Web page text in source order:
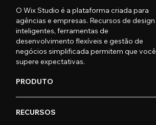
O Wix Studio é a plataforma criada para
agências e empresas. Recursos de design
inteligentes, ferramentas de
desenvolvimento flexíveis e gestão de
negócios simplificada permitem que você
supere expectativas.
PRODUTO
RECURSOS